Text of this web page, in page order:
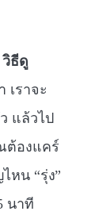
วิธีดู
เราจะ
แล้วไป
ต้องแคร์
หน “รุ่ง”
นาที